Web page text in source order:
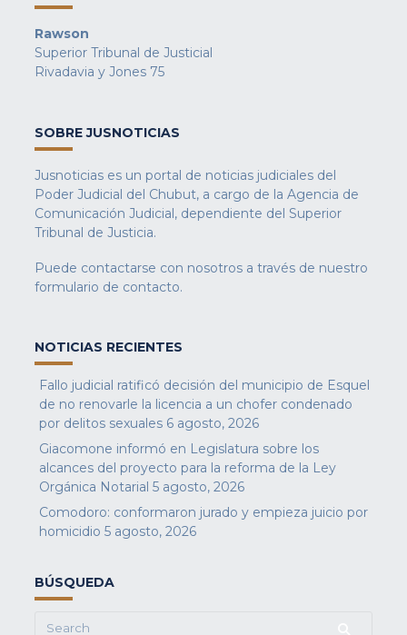
Rawson
Superior Tribunal de Justicial
Rivadavia y Jones 75
SOBRE JUSNOTICIAS
Jusnoticias es un portal de noticias judiciales del
Poder Judicial del Chubut, a cargo de la Agencia de
Comunicación Judicial, dependiente del Superior
Tribunal de Justicia.
Puede contactarse con nosotros a través de nuestro
formulario de contacto.
NOTICIAS RECIENTES
Fallo judicial ratificó decisión del municipio de Esquel
de no renovarle la licencia a un chofer condenado
por delitos sexuales 6 agosto, 2026
Giacomone informó en Legislatura sobre los
alcances del proyecto para la reforma de la Ley
Orgánica Notarial 5 agosto, 2026
Comodoro: conformaron jurado y empieza juicio por
homicidio 5 agosto, 2026
BÚSQUEDA